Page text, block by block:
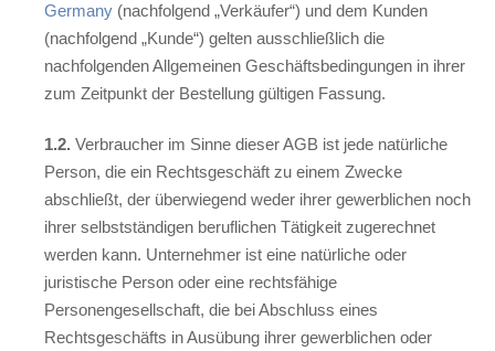
Germany (nachfolgend „Verkäufer“) und dem Kunden
(nachfolgend „Kunde“) gelten ausschließlich die
nachfolgenden Allgemeinen Geschäftsbedingungen in ihrer
zum Zeitpunkt der Bestellung gültigen Fassung.
1.2. Verbraucher im Sinne dieser AGB ist jede natürliche
Person, die ein Rechtsgeschäft zu einem Zwecke
abschließt, der überwiegend weder ihrer gewerblichen noch
ihrer selbstständigen beruflichen Tätigkeit zugerechnet
werden kann. Unternehmer ist eine natürliche oder
juristische Person oder eine rechtsfähige
Personengesellschaft, die bei Abschluss eines
Rechtsgeschäfts in Ausübung ihrer gewerblichen oder